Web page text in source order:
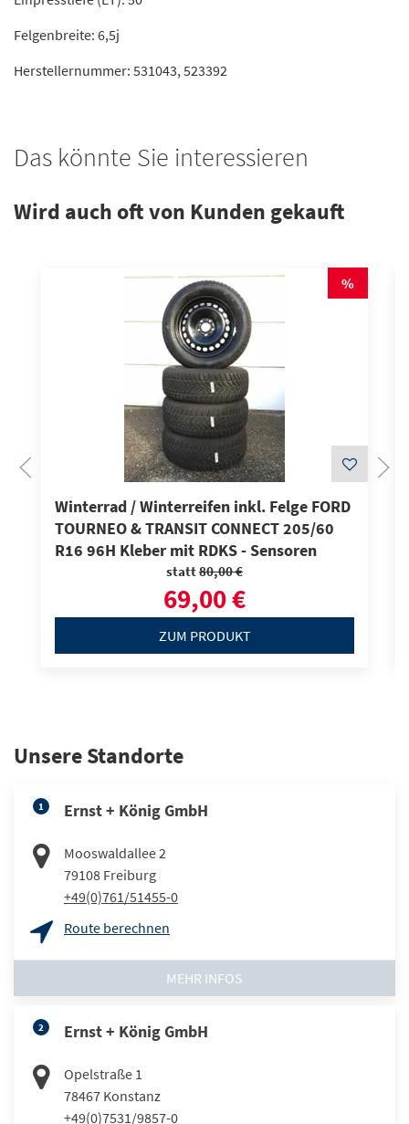
Felgenbreite: 6,5j
Herstellernummer: 531043, 523392
Das könnte Sie interessieren
Wird auch oft von Kunden gekauft
%
Winterrad / Winterreifen inkl. Felge FORD
TOURNEO & TRANSIT CONNECT 205/60
R16 96H Kleber mit RDKS - Sensoren
statt80,00 €
69,00 €
ZUM PRODUKT
Unsere Standorte
1 Ernst + König GmbH
Mooswaldallee 2
79108 Freiburg
+49(0)761/51455-0
Route berechnen
MEHR INFOS
2 Ernst + König GmbH
Opelstraße 1
78467 Konstanz
+49(0)7531/9857-0